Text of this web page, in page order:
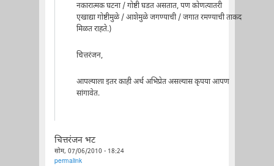
नकारात्मक घटना / गोष्टी घडत असतात, पण कोणत्यातरी
एखाद्या गोष्टीमुळे / आशेमुळे जगण्याची / जगात रमण्याची ताकद
मिळत राहते.)
चित्तरंजन,
आपल्याला इतर काही अर्थ अभिप्रेत असल्यास कृपया आपण
सांगावेत.
चित्तरंजन भट
सोम, 07/06/2010 - 18:24
permalink